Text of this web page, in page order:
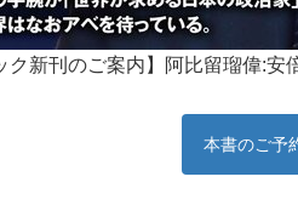
ク新刊のご案内】阿比留瑠偉:安
本書のご予